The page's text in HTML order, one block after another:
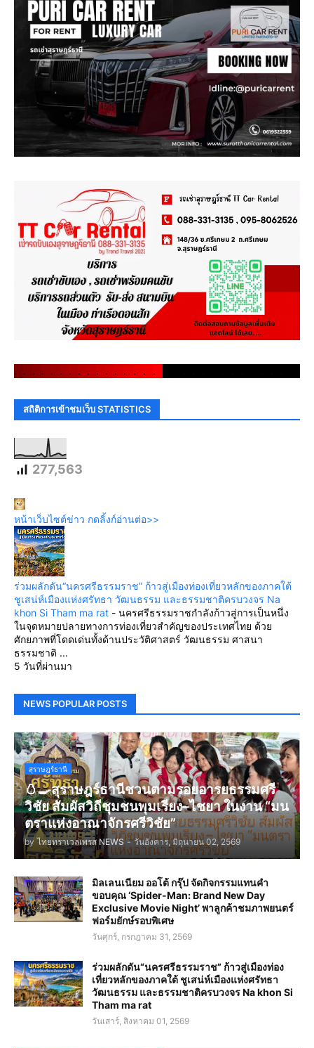
. . . . . . . . . . . . . . . .
สถิติการเข้าชมเว็บ STATISTICS
277,563
หน้าเว็บไซต์ข่าว กดลิ้งก์อ่านต่อ>>
ร่วมผลักดัน“นครศรีธรรมราช” ก้าวสู่เมืองท่องเที่ยวหลักของภาคใต้
ชูเสน่ห์เมืองแห่งศรัทธา วัฒนธรรม และธรรมชาติครบวงจร Na
khon Si Tham ma rat - นครศรีธรรมราชกำลังก้าวสู่การเป็นหนึ่ง
ในจุดหมายปลายทางการท่องเที่ยวสำคัญของประเทศไทย ด้วย
ศักยภาพที่โดดเด่นทั้งด้านประวัติศาสตร์ วัฒนธรรม ศาสนา
ธรรมชาติ ...
5 วันที่ผ่านมา
NEWS POPULAR POSTS
สุราษฎร์ธานี
🥚🍳สุราษฎร์ธานีชวนตามรอยอารยธรรมศรี
วิชัย สัมผัสวิถีชุมชนพุมเรียง–ไชยา ในงาน “มน
ตราแห่งอาณาจักรศรีวิชัย”
by ไทยทราเวลเพรส NEWS - วันอังคาร, มิถุนายน 02, 2569
มิลเลนเนียม ออโต้ กรุ๊ป จัดกิจกรรมแทนคำ
ขอบคุณ ‘Spider-Man: Brand New Day
Exclusive Movie Night’ พาลูกค้าชมภาพยนตร์
ฟอร์มยักษ์รอบพิเศษ
วันศุกร์, กรกฎาคม 31, 2569
ร่วมผลักดัน“นครศรีธรรมราช” ก้าวสู่เมืองท่อง
เที่ยวหลักของภาคใต้ ชูเสน่ห์เมืองแห่งศรัทธา
วัฒนธรรม และธรรมชาติครบวงจร Na khon Si
Tham ma rat
วันเสาร์, สิงหาคม 01, 2569